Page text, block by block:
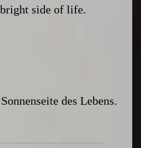
side of life.
des Lebens.